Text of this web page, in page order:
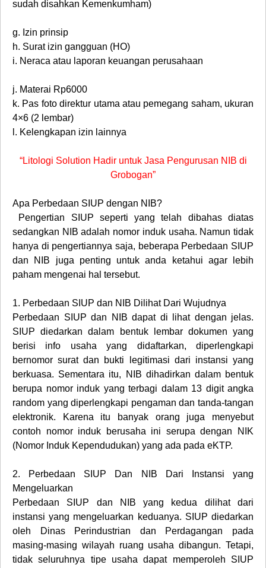
sudah disahkan Kemenkumham)
g. Izin prinsip
h. Surat izin gangguan (HO)
i. Neraca atau laporan keuangan perusahaan
j. Materai Rp6000
k. Pas foto direktur utama atau pemegang saham, ukuran
4×6 (2 lembar)
l. Kelengkapan izin lainnya
“Litologi Solution Hadir untuk Jasa Pengurusan NIB di
Grobogan”
Apa Perbedaan SIUP dengan NIB?
Pengertian SIUP seperti yang telah dibahas diatas
sedangkan NIB adalah nomor induk usaha. Namun tidak
hanya di pengertiannya saja, beberapa Perbedaan SIUP
dan NIB juga penting untuk anda ketahui agar lebih
paham mengenai hal tersebut.
1. Perbedaan SIUP dan NIB Dilihat Dari Wujudnya
Perbedaan SIUP dan NIB dapat di lihat dengan jelas.
SIUP diedarkan dalam bentuk lembar dokumen yang
berisi info usaha yang didaftarkan, diperlengkapi
bernomor surat dan bukti legitimasi dari instansi yang
berkuasa. Sementara itu, NIB dihadirkan dalam bentuk
berupa nomor induk yang terbagi dalam 13 digit angka
random yang diperlengkapi pengaman dan tanda-tangan
elektronik. Karena itu banyak orang juga menyebut
contoh nomor induk berusaha ini serupa dengan NIK
(Nomor Induk Kependudukan) yang ada pada eKTP.
2.
Perbedaan SIUP Dan NIB Dari Instansi yang
Mengeluarkan
Perbedaan SIUP dan NIB yang kedua dilihat dari
instansi yang mengeluarkan keduanya. SIUP diedarkan
oleh Dinas Perindustrian dan Perdagangan pada
masing-masing wilayah ruang usaha dibangun. Tetapi,
tidak seluruhnya tipe usaha dapat memperoleh SIUP